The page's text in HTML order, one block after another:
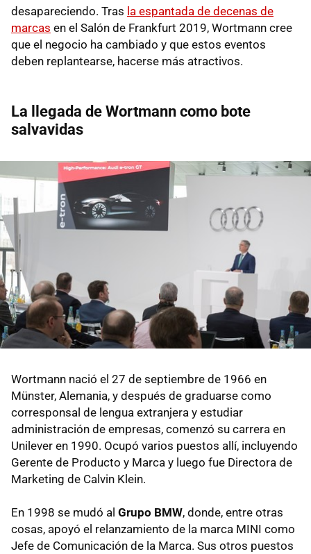
desapareciendo. Tras la espantada de decenas de
marcas en el Salón de Frankfurt 2019, Wortmann cree
que el negocio ha cambiado y que estos eventos
deben replantearse, hacerse más atractivos.
La llegada de Wortmann como bote
salvavidas
Wortmann nació el 27 de septiembre de 1966 en
Münster, Alemania, y después de graduarse como
corresponsal de lengua extranjera y estudiar
administración de empresas, comenzó su carrera en
Unilever en 1990. Ocupó varios puestos allí, incluyendo
Gerente de Producto y Marca y luego fue Directora de
Marketing de Calvin Klein.
En 1998 se mudó al Grupo BMW, donde, entre otras
cosas, apoyó el relanzamiento de la marca MINI como
Jefe de Comunicación de la Marca. Sus otros puestos